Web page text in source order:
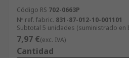
Código RS 702-0663P
Nº ref. fabric. 831-87-012-10-001101
Subtotal 5 unidades (suministrado en
7,97 €(exc. IVA)
Cantidad